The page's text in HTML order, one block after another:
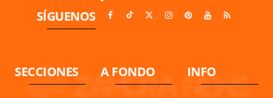
SÍGUENOS
SECCIONES A FONDO INFO